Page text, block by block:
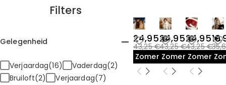
Wonen&Leven
Filters
Gelegenheid
Verjaardag(16)
Vaderdag(2)
Bruiloft(2)
Verjaardag(7)
24,95 €
43,25 €
Zomeruitverkoop
24,95 €
43,25 €
Zomeruitverkoop
24,95 €
43,25 €